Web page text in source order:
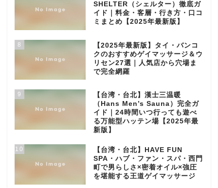
SHELTER（シェルター）徹底ガ
イド｜料金・客層・行き方・口コ
ミまとめ【2025年最新版】
8
【2025年最新版】タイ・バンコ
クのおすすめゲイマッサージ＆ウ
リセン27選｜人気店から穴場ま
で完全網羅
9
【台湾・台北】漢士三温暖
（Hans Men’s Sauna）完全ガ
イド｜24時間いつ行っても遊べ
る万能型ハッテン場【2025年最
新版】
10
【台湾・台北】HAVE FUN
SPA・ハブ・ファン・スパ・西門
町で男らしさ×密着オイル×強圧
を堪能する王道ゲイマッサージ